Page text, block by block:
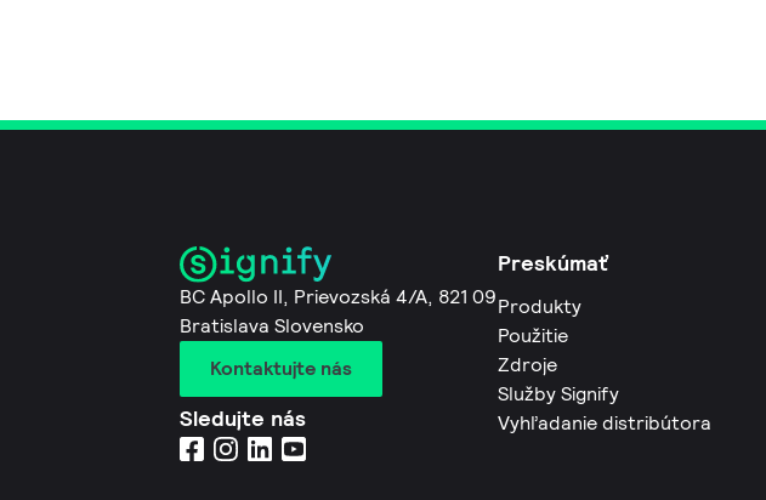
BC Apollo II, Prievozská 4/A, 821 09
Bratislava Slovensko
Kontaktujte nás
Sledujte nás
Preskúmať
Produkty
Použitie
Zdroje
Služby Signify
Vyhľadanie distribútora